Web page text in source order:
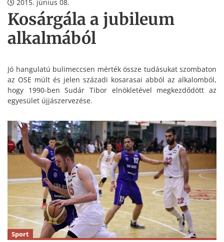
2015. június 08.
Kosárgála a jubileum
alkalmából
Jó hangulatú bulimeccsen mérték össze tudásukat szombaton
az OSE múlt és jelen századi kosarasai abból az alkalomból,
hogy 1990-ben Sudár Tibor elnökletével megkezdődött az
egyesület újjászervezése.
Sport